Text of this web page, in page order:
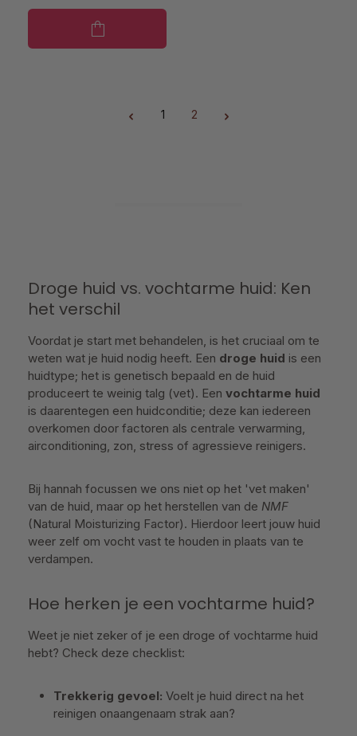
Pagina
1
Pagina
2
Droge huid vs. vochtarme huid: Ken
het verschil
Voordat je start met behandelen, is het cruciaal om te
weten wat je huid nodig heeft. Een droge huid is een
huidtype; het is genetisch bepaald en de huid
produceert te weinig talg (vet). Een vochtarme huid
is daarentegen een huidconditie; deze kan iedereen
overkomen door factoren als centrale verwarming,
airconditioning, zon, stress of agressieve reinigers.
Bij hannah focussen we ons niet op het 'vet maken'
van de huid, maar op het herstellen van de NMF
(Natural Moisturizing Factor). Hierdoor leert jouw huid
weer zelf om vocht vast te houden in plaats van te
verdampen.
Hoe herken je een vochtarme huid?
Weet je niet zeker of je een droge of vochtarme huid
hebt? Check deze checklist:
Trekkerig gevoel: Voelt je huid direct na het
reinigen onaangenaam strak aan?